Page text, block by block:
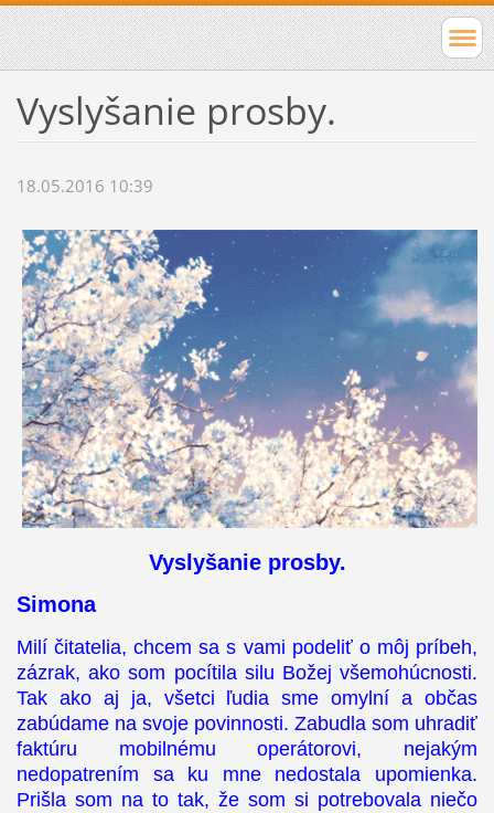
Vyslyšanie prosby.
18.05.2016 10:39
Vyslyšanie prosby.
Simona
Milí čitatelia, chcem sa s vami podeliť o môj príbeh,
zázrak, ako som pocítila silu Božej všemohúcnosti.
Tak ako aj ja, všetci ľudia sme omylní a občas
zabúdame na svoje povinnosti. Zabudla som uhradiť
faktúru mobilnému operátorovi, nejakým
nedopatrením sa ku mne nedostala upomienka.
Prišla som na to tak, že som si potrebovala niečo